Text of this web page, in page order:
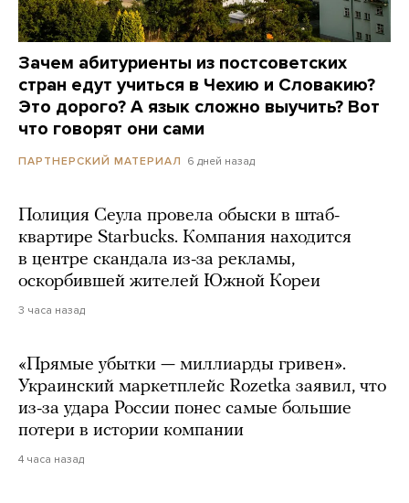
Зачем абитуриенты из постсоветских
стран едут учиться в Чехию и Словакию?
Это дорого? А язык сложно выучить? Вот
что говорят они сами
ПАРТНЕРСКИЙ МАТЕРИАЛ 6 дней назад
Полиция Сеула провела обыски в штаб-
квартире Starbucks. Компания находится
в центре скандала из-за рекламы,
оскорбившей жителей Южной Кореи
3 часа назад
«Прямые убытки — миллиарды гривен».
Украинский маркетплейс Rozetka заявил, что
из-за удара России понес самые большие
потери в истории компании
4 часа назад